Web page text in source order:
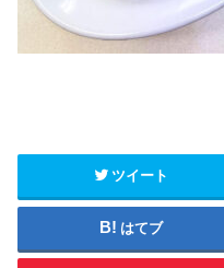
ツイート
はてブ